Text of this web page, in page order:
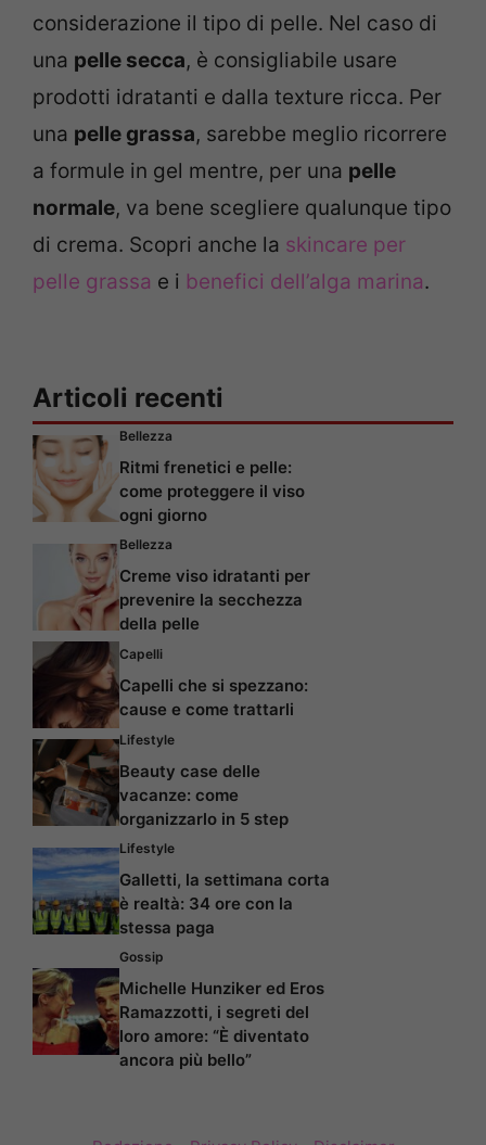
considerazione il tipo di pelle. Nel caso di
una pelle secca, è consigliabile usare
prodotti idratanti e dalla texture ricca. Per
una pelle grassa, sarebbe meglio ricorrere
a formule in gel mentre, per una pelle
normale, va bene scegliere qualunque tipo
di crema. Scopri anche la skincare per
pelle grassa e i benefici dell’alga marina.
Articoli recenti
Bellezza
Ritmi frenetici e pelle:
come proteggere il viso
ogni giorno
Bellezza
Creme viso idratanti per
prevenire la secchezza
della pelle
Capelli
Capelli che si spezzano:
cause e come trattarli
Lifestyle
Beauty case delle
vacanze: come
organizzarlo in 5 step
Lifestyle
Galletti, la settimana corta
è realtà: 34 ore con la
stessa paga
Gossip
Michelle Hunziker ed Eros
Ramazzotti, i segreti del
loro amore: “È diventato
ancora più bello”